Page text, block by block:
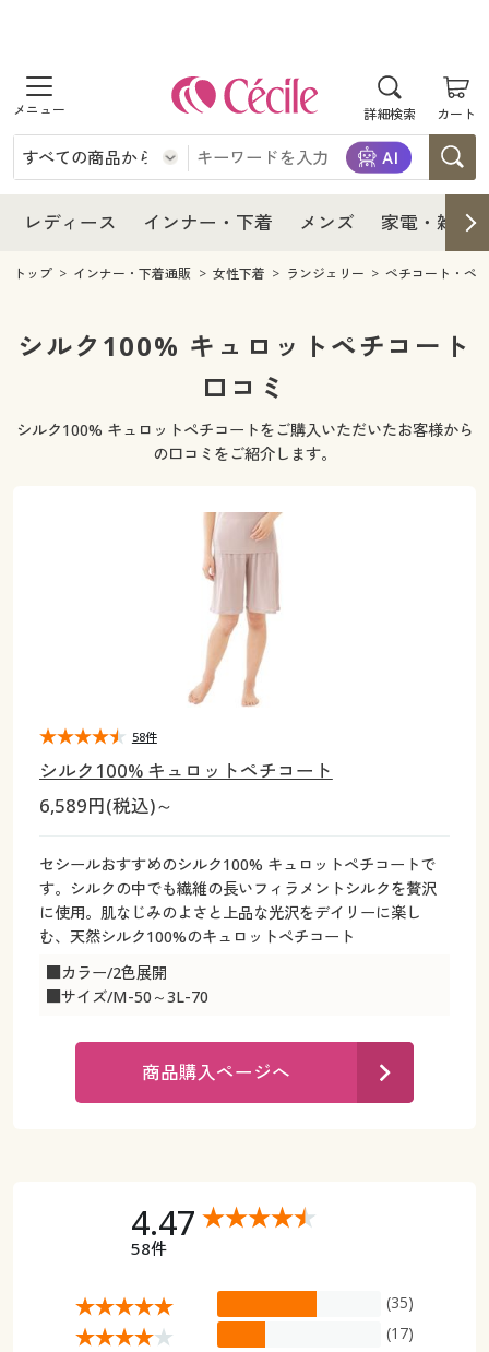
詳細検索 カート
商品を探す
レディース
レディースファッション
女性下着
インナー・下着
インナー・下着通販すべて
女性下着
ジュニア・ティーンズ下着
メンズ
メンズ通販すべて
家電・雑貨
寝具・インテリア・家具
寝具・インテリア・家具通販すべて
カーテン・ラグ・ファブリック
美容・健康・サプリメント
ジュニア・ティーンズ下着
大きいサイズ レディース服
大きいサイズ メンズ
大きいサイズ 事務・制服
カタログ
カタログ・チラシからのご注文
デジタルカタログ
カタログ無料プレゼント
会員メニュー
ご利用ガイド
レディース インナー・下着 メンズ 家電・雑貨
レディース
レディース通販すべて
レディースファッション
インナー・下着
インナー・下着通販すべて
ジュニア・ティーンズ下着
メンズ
キッチン・雑貨・日用品
寝具・インテリア・家具通販すべて
家具・収納
カーテン・ラグ・ファブリック
美容・健康通販すべて
制服・スクール
ジュニア・ティーンズ下着
大きいサイズ レディース服
大きいサイズ レディース下着
大きいサイズ メンズ
大きいサイズ 事務・制服
カタログ
カタログ無料プレゼント
会員メニュー
ご利用ガイド
よくある質問とお問い合わせ
トップ インナー・下着通販 女性下着 ランジェリー ペチコート・ペ
シルク100% キュロットペチコート
口コミ
シルク100% キュロットペチコートをご購入いただいたお客様から
の口コミをご紹介します。
シルク100% キュロットペチコート
6,589円(税込)～
セシールおすすめのシルク100% キュロットペチコートで
す。シルクの中でも繊維の長いフィラメントシルクを贅沢
に使用。肌なじみのよさと上品な光沢をデイリーに楽し
む、天然シルク100%のキュロットペチコート
■カラー/2色展開
■サイズ/M-50～3L-70
58件
商品購入ページへ
4.47
58件
(35)
(17)